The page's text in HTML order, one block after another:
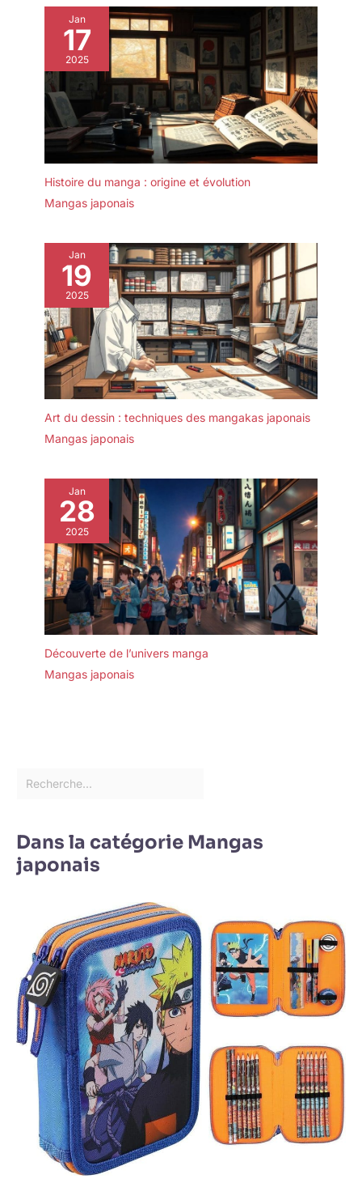
Jan
17
2025
Histoire du manga : origine et évolution
Mangas japonais
Jan
19
2025
Art du dessin : techniques des mangakas japonais
Mangas japonais
Jan
28
2025
Découverte de l’univers manga
Mangas japonais
Dans la catégorie Mangas
japonais